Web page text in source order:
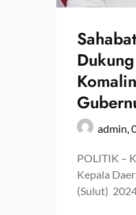
admin,
POLITIK –
Kepala
(Sulut)